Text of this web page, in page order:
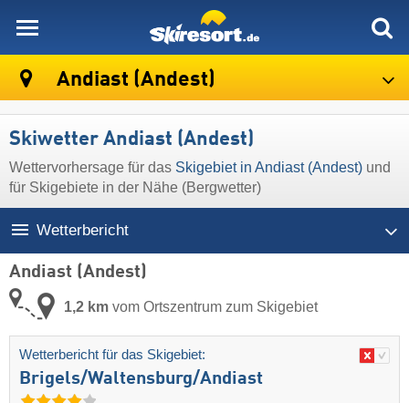
Andiast (Andest)
Skiwetter Andiast (Andest)
Wettervorhersage für das Skigebiet in Andiast (Andest) und
für Skigebiete in der Nähe (Bergwetter)
Wetterbericht
Andiast (Andest)
1,2 km vom Ortszentrum zum Skigebiet
Wetterbericht für das Skigebiet:
Brigels/​Waltensburg/​Andiast